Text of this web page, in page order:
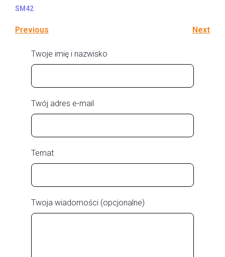
SM42
Previous Next
Twoje imię i nazwisko
Twój adres e-mail
Temat
Twoja wiadomości (opcjonalne)